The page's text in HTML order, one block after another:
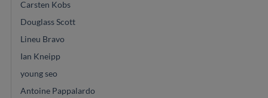
Carsten Kobs
Douglass Scott
Lineu Bravo
Ian Kneipp
young seo
Antoine Pappalardo